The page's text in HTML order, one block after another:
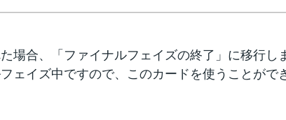
場合、「ファイナルフェイズの終了」に移行
ェイズ中ですので、このカードを使うことがで